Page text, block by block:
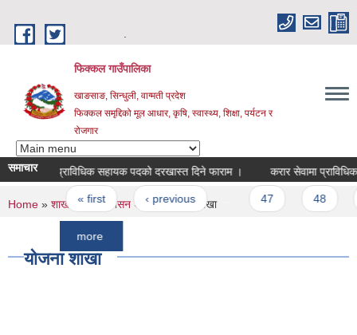
फिक्कल गाउँपालिका
खाङसाङ, सिन्धुली, वाग्मती प्रदेश
फिक्कल समृद्दिको मूल आधार, कृषि, स्वास्थ्य, शिक्षा, पर्यटन र
रोजगार
समाचारप्राविधिक सहायक पदको दरखास्त दिने फाराम । करार सेवामा प्राविधिक
Pages
« first ‹ previous …
You are here
Home » शाखाहरु »प्रशासन शाखा» योजना शाखा
योजना शाखा